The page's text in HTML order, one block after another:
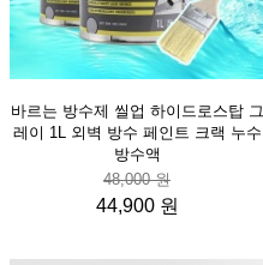
바르는 방수제 씰업 하이드로스탑 그
레이 1L 외벽 방수 페인트 크랙 누수
방수액
48,000 원
44,900 원